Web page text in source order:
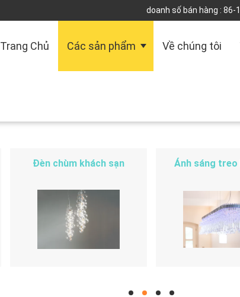
doanh số bán hàng : 86-
Trang Chủ Các sản phẩm Về chúng tôi
Đèn chùm khách sạn Ánh sáng treo